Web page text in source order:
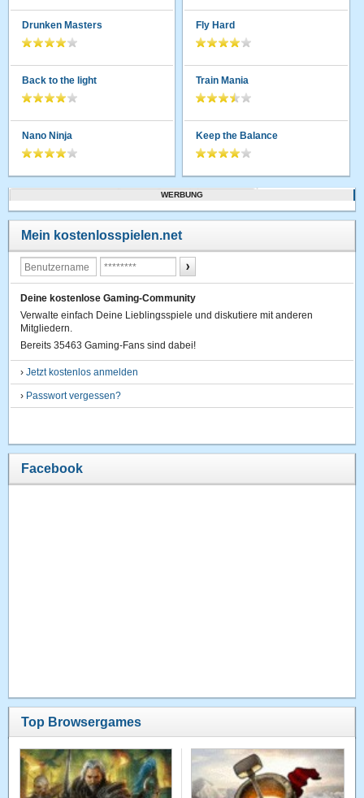
Drunken Masters
Back to the light
Nano Ninja
Fly Hard
Train Mania
Keep the Balance
WERBUNG
Mein kostenlosspielen.net
Deine kostenlose Gaming-Community
Verwalte einfach Deine Lieblingsspiele und diskutiere mit anderen
Mitgliedern.
Bereits 35463 Gaming-Fans sind dabei!
›Jetzt kostenlos anmelden
› Passwort vergessen?
Facebook
Top Browsergames